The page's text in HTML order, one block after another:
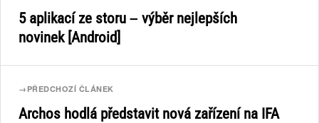
5 aplikací ze storu – výběr nejlepších
novinek [Android]
→ PŘEDCHOZÍ ČLÁNEK
Archos hodlá představit nová zařízení na IFA